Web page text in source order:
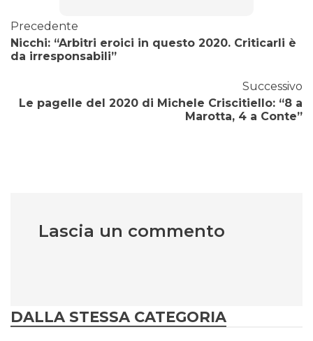
Precedente
Nicchi: “Arbitri eroici in questo 2020. Criticarli è
da irresponsabili”
Successivo
Le pagelle del 2020 di Michele Criscitiello: “8 a
Marotta, 4 a Conte”
Lascia un commento
DALLA STESSA CATEGORIA